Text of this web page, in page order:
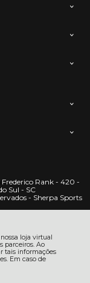
loja virtual
parceiros. Ao
tais informações
Em caso de
Rank - 420 -
Sul - SC
- Sherpa Sports